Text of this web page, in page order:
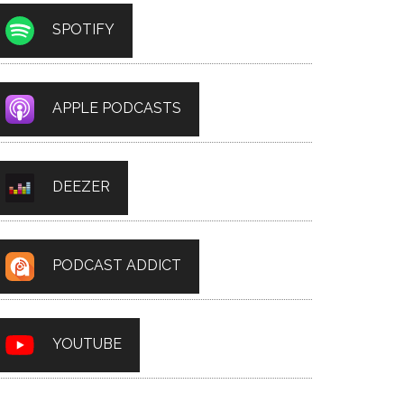
SPOTIFY
APPLE PODCASTS
DEEZER
PODCAST ADDICT
YOUTUBE